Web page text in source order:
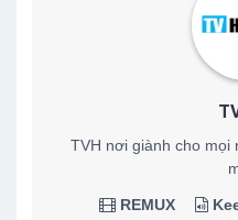
TVH nơi giành cho mọi
REMUX